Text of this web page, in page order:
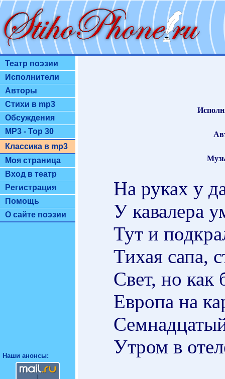
Театр поэзии
Исполнители
Авторы
Стихи в mp3
Обсуждения
MP3 - Top 30
Классика в mp3
Моя страница
Вход в театр
Регистрация
Помощь
О сайте поэзии
Наши анонсы:
На руках у
У кавалера
Тут и
Тихая сапа,
Свет, но как
Европа на
Утром в